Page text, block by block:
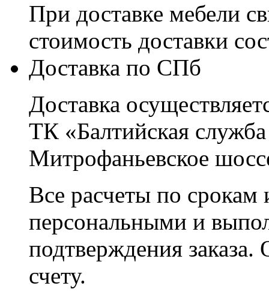
При доставке мебели
стоимость доставки
Доставка по СПб
Доставка
ТК «Балтийская
Митрофаньевское
Все расчеты по срокам
персональными и
подтверждения заказа.
счету.